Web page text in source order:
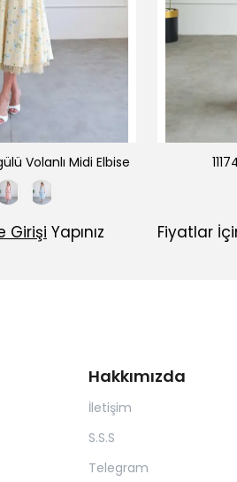
Volanlı Midi Elbise
Girişi Yapınız Fiyatlar
Hakkımızda
İletişim
S.S.S
Telegram